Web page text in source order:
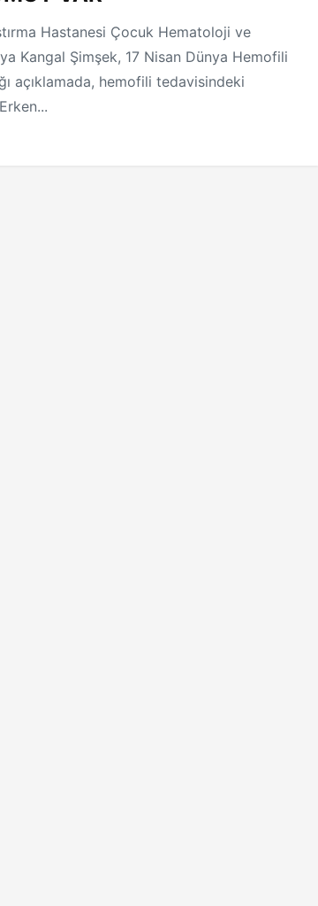
Hastanesi Çocuk Hematoloji ve
Kangal Şimşek, 17 Nisan Dünya Hemofili
açıklamada, hemofili tedavisindeki